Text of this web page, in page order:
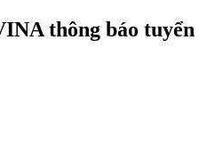
thông báo tuyển